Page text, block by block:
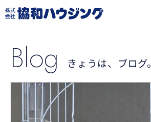
協和ハウジング >きょうは、ブログ。
Blog きょうは、ブログ。